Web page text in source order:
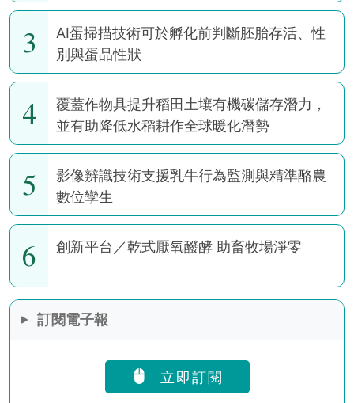
3
AI蛋掃描技術可於孵化前判斷胚胎存活、性
別與蛋品性狀
4
覆蓋作物具提升稻田土壤有機碳儲存潛力，
並有助降低水稻耕作全球暖化潛勢
5
影像辨識技術支援乳牛行為監測與精準酪農
數位孿生
6 創新平台／乾式厭氧醱酵 助畜牧場淨零
訂閱電子報
立即訂閱